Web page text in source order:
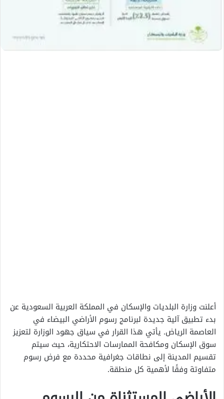
أعلنت وزارة البلديات والإسكان في المملكة العربية السعودية عن
بدء تطبيق آلية جديدة لبرنامج رسوم الأراضي البيضاء في
العاصمة الرياض. يأتي هذا القرار في سياق جهود الوزارة لتعزيز
سوق الإسكان ومكافحة الممارسات الاحتكارية، حيث سيتم
تقسيم المدينة إلى نطاقات جغرافية محددة مع فرض رسوم
متفاوتة وفقًا لأهمية كل منطقة.